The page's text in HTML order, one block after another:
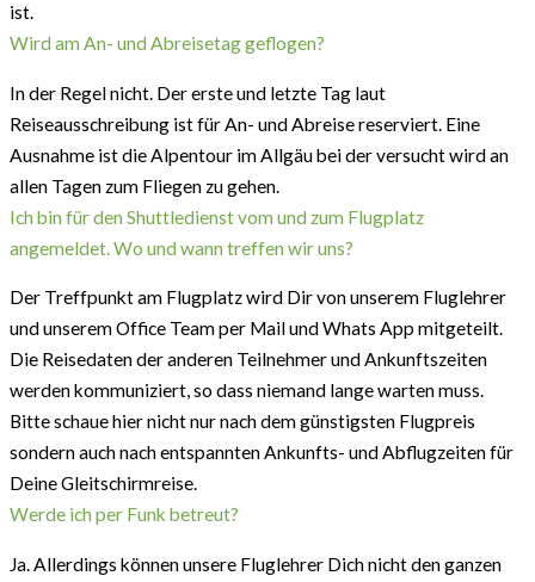
ist.
Wird am An- und Abreisetag geflogen?
In der Regel nicht. Der erste und letzte Tag laut
Reiseausschreibung ist für An- und Abreise reserviert. Eine
Ausnahme ist die Alpentour im Allgäu bei der versucht wird an
allen Tagen zum Fliegen zu gehen.
Ich bin für den Shuttledienst vom und zum Flugplatz
angemeldet. Wo und wann treffen wir uns?
Der Treffpunkt am Flugplatz wird Dir von unserem Fluglehrer
und unserem Office Team per Mail und Whats App mitgeteilt.
Die Reisedaten der anderen Teilnehmer und Ankunftszeiten
werden kommuniziert, so dass niemand lange warten muss.
Bitte schaue hier nicht nur nach dem günstigsten Flugpreis
sondern auch nach entspannten Ankunfts- und Abflugzeiten für
Deine Gleitschirmreise.
Werde ich per Funk betreut?
Ja. Allerdings können unsere Fluglehrer Dich nicht den ganzen